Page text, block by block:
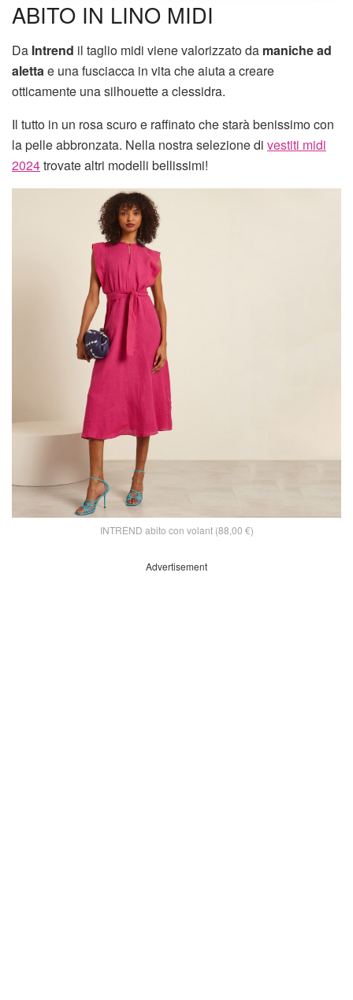
ABITO IN LINO MIDI
Da Intrend il taglio midi viene valorizzato da maniche ad
aletta e una fusciacca in vita che aiuta a creare
otticamente una silhouette a clessidra.
Il tutto in un rosa scuro e raffinato che starà benissimo con
la pelle abbronzata. Nella nostra selezione di vestiti midi
2024trovate altri modelli bellissimi!
INTREND abito con volant (88,00 €)
Advertisement